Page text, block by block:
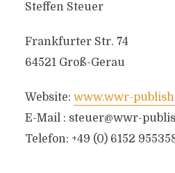
Steffen Steuer
Frankfurter Str. 74
64521 Groß-Gerau
Website: www.wwr-
E-Mail : steuer@wwr-
Telefon: +49 (0) 6152